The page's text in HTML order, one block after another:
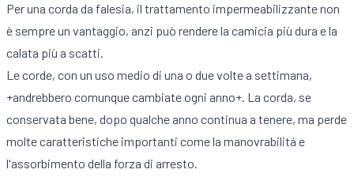
Per una corda da falesia, il trattamento impermeabilizzante non
è sempre un vantaggio, anzi può rendere la camicia più dura e la
calata più a scatti.
Le corde, con un uso medio di una o due volte a settimana,
+andrebbero comunque cambiate ogni anno+. La corda, se
conservata bene, dopo qualche anno continua a tenere, ma perde
molte caratteristiche importanti come la manovrabilitá e
l'assorbimento della forza di arresto.